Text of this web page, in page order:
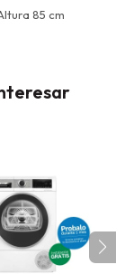
85 cm